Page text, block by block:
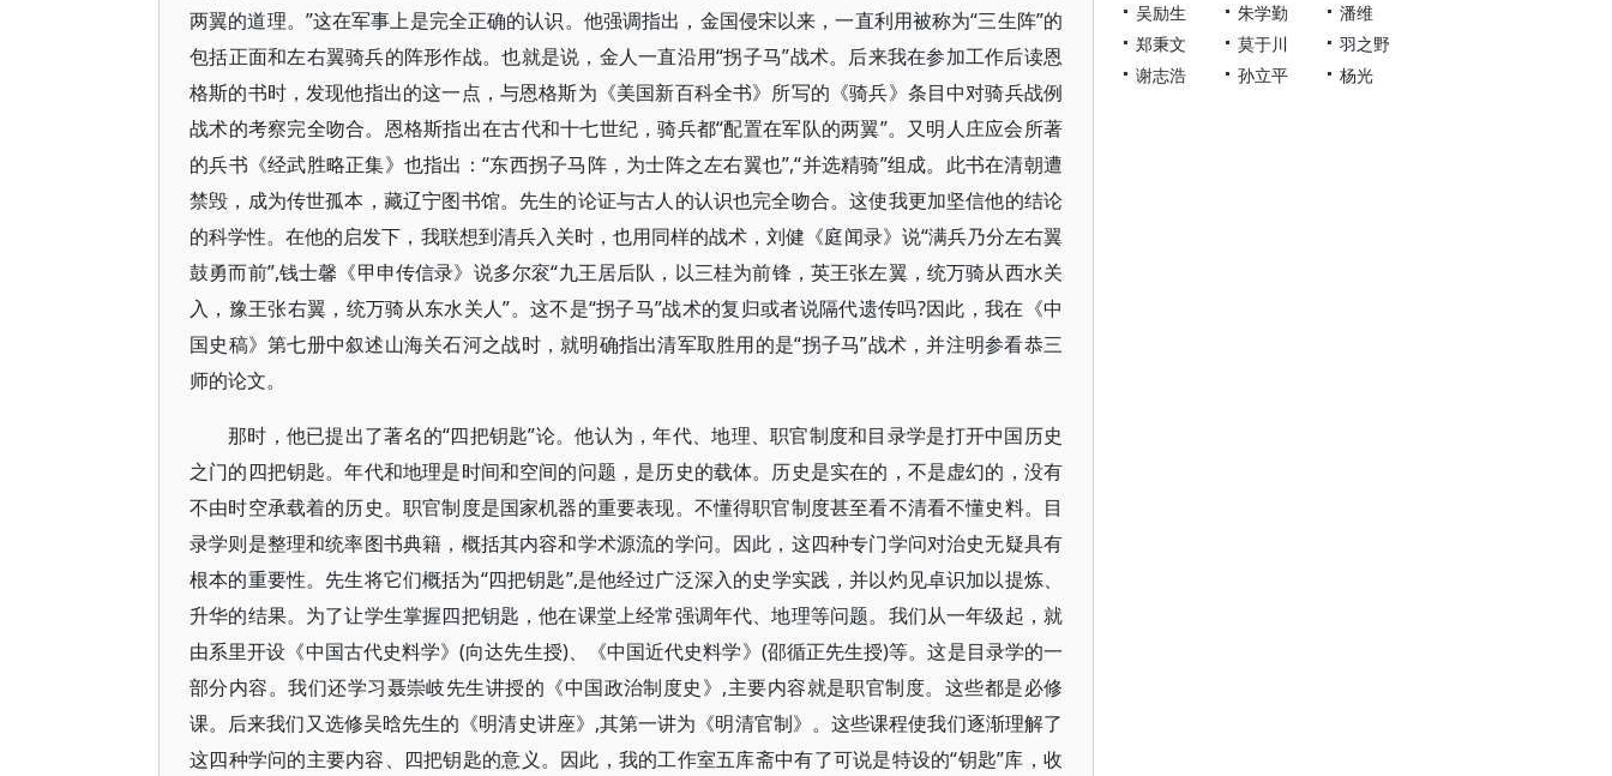
两翼的道理。”这在军事上是完全正确的认识。他强调指出，金国侵宋以来，一直利用被称为“三生阵”的
包括正面和左右翼骑兵的阵形作战。也就是说，金人一直沿用“拐子马”战术。后来我在参加工作后读恩
格斯的书时，发现他指出的这一点，与恩格斯为《美国新百科全书》所写的《骑兵》条目中对骑兵战例
战术的考察完全吻合。恩格斯指出在古代和十七世纪，骑兵都“配置在军队的两翼”。又明人庄应会所著
的兵书《经武胜略正集》也指出：“东西拐子马阵，为士阵之左右翼也”,“并选精骑”组成。此书在清朝遭
禁毁，成为传世孤本，藏辽宁图书馆。先生的论证与古人的认识也完全吻合。这使我更加坚信他的结论
的科学性。在他的启发下，我联想到清兵入关时，也用同样的战术，刘健《庭闻录》说“满兵乃分左右翼
鼓勇而前”,钱士馨《甲申传信录》说多尔衮“九王居后队，以三桂为前锋，英王张左翼，统万骑从西水关
入，豫王张右翼，统万骑从东水关人”。这不是“拐子马”战术的复归或者说隔代遗传吗?因此，我在《中
国史稿》第七册中叙述山海关石河之战时，就明确指出清军取胜用的是“拐子马”战术，并注明参看恭三
师的论文。
那时，他已提出了著名的“四把钥匙”论。他认为，年代、地理、职官制度和目录学是打开中国历史
之门的四把钥匙。年代和地理是时间和空间的问题，是历史的载体。历史是实在的，不是虚幻的，没有
不由时空承载着的历史。职官制度是国家机器的重要表现。不懂得职官制度甚至看不清看不懂史料。目
录学则是整理和统率图书典籍，概括其内容和学术源流的学问。因此，这四种专门学问对治史无疑具有
根本的重要性。先生将它们概括为“四把钥匙”,是他经过广泛深入的史学实践，并以灼见卓识加以提炼、
升华的结果。为了让学生掌握四把钥匙，他在课堂上经常强调年代、地理等问题。我们从一年级起，就
由系里开设《中国古代史料学》(向达先生授)、《中国近代史料学》(邵循正先生授)等。这是目录学的一
部分内容。我们还学习聂崇岐先生讲授的《中国政治制度史》,主要内容就是职官制度。这些都是必修
课。后来我们又选修吴晗先生的《明清史讲座》,其第一讲为《明清官制》。这些课程使我们逐渐理解了
这四种学问的主要内容、四把钥匙的意义。因此，我的工作室五库斋中有了可说是特设的“钥匙”库，收
吴励生
朱学勤
潘维
郑秉文
莫于川
羽之野
谢志浩
孙立平 杨光